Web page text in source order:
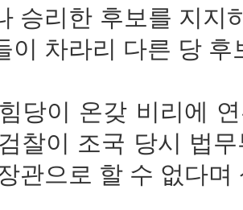
승리한 후보를 지지
이 차라리 다른 당
당이 온갖 비리에
찰이 조국 당시 법
관으로 할 수 없다